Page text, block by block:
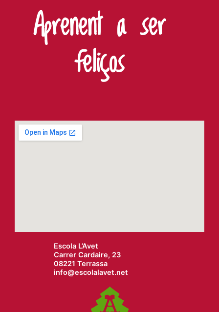
Aprenent a ser
feliços
Escola L’Avet
Carrer Cardaire, 23
08221 Terrassa
info@escolalavet.net